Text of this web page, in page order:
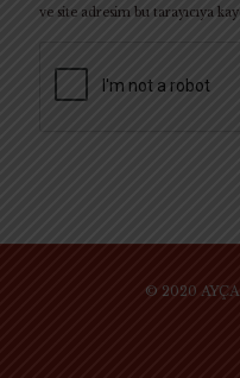
ve site adresim bu tarayıcıya
© 2020